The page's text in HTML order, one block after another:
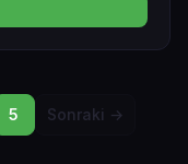
5 Sonraki →